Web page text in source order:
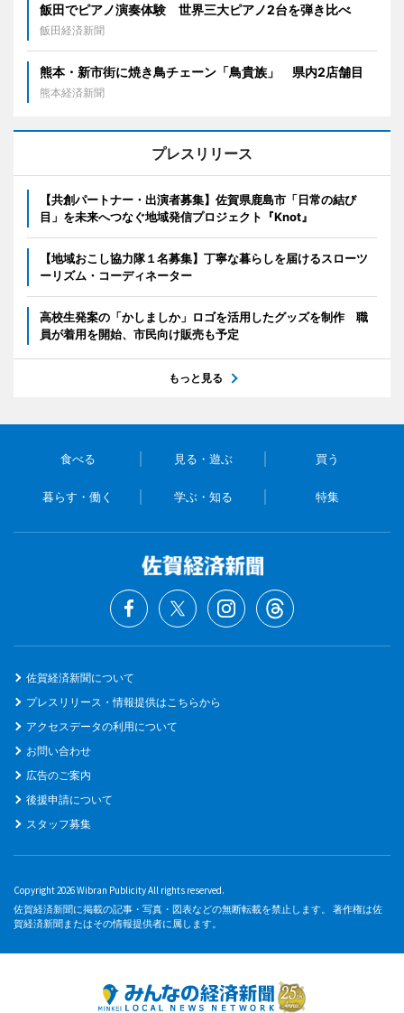
飯田でピアノ演奏体験 世界三大ピアノ2台を弾き比べ
飯田経済新聞
熊本・新市街に焼き鳥チェーン「鳥貴族」 県内2店舗目
熊本経済新聞
プレスリリース
【共創パートナー・出演者募集】佐賀県鹿島市「日常の結び
目」を未来へつなぐ地域発信プロジェクト『Knot』
【地域おこし協力隊１名募集】丁寧な暮らしを届けるスローツ
ーリズム・コーディネーター
高校生発案の「かしましか」ロゴを活用したグッズを制作 職
員が着用を開始、市民向け販売も予定
もっと見る
食べる 見る・遊ぶ 買う
暮らす・働く 学ぶ・知る 特集
佐賀経済新聞について
プレスリリース・情報提供はこちらから
アクセスデータの利用について
お問い合わせ
広告のご案内
後援申請について
スタッフ募集
Copyright 2026 Wibran Publicity All rights reserved.
佐賀経済新聞に掲載の記事・写真・図表などの無断転載を禁止します。 著作権は佐
賀経済新聞またはその情報提供者に属します。